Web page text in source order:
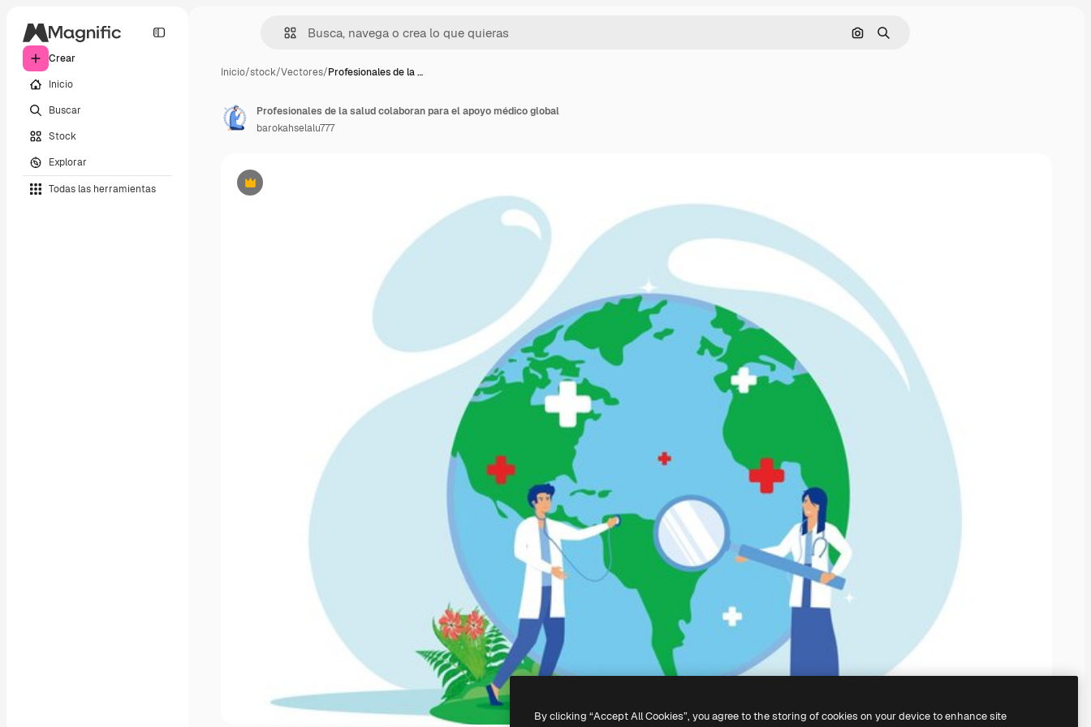
Crear
Inicio
Buscar
Stock
Explorar
Todas las herramientas
Buscar por imagen
Buscar
Inicio/stock/Vectores/Profesionales de la …
Premium
Profesionales de la salud colaboran para el apoyo médico global
barokahselalu777
By clicking “Accept All Cookies”, you agree to the storing of cookies on your device to enhance site